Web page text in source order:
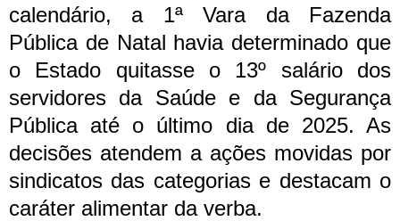
calendário, a 1ª Vara da Fazenda
Pública de Natal havia determinado que
o Estado quitasse o 13º salário dos
servidores da Saúde e da Segurança
Pública até o último dia de 2025. As
decisões atendem a ações movidas por
sindicatos das categorias e destacam o
caráter alimentar da verba.